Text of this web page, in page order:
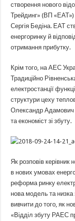
створення нового
Трейдинг» (ВП «ЕАТ»)
Сергія Бедіна. ЕАТ
енергоринку й
отримання прибутку.
Крім того, на АЕС
Традиційно
електростанції
структури цеху
Олександр Адамович
та економіст зі збуту.
Як розповів керівник
в нових умовах
реформа ринку
нова модель та низка
вивчити до того, як
«Відділ збуту РАЕС